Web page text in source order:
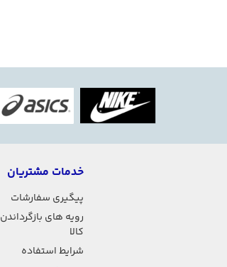
خدمات مشتریان
پیگیری سفارشات
رویه های بازگرداندن
کالا
شرایط استفاده